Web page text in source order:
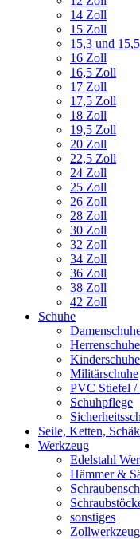
14 Zoll
15 Zoll
15,3 und
16 Zoll
16,5 Zoll
17 Zoll
17,5 Zoll
18 Zoll
19,5 Zoll
20 Zoll
22,5 Zoll
24 Zoll
25 Zoll
26 Zoll
28 Zoll
30 Zoll
32 Zoll
34 Zoll
36 Zoll
38 Zoll
42 Zoll
Schuhe
Herrenschuhe
Kinderschuhe
Militärschuhe
PVC Stiefel /
Schuhpflege
Seile, Ketten,
Werkzeug
Edelstahl
Hämmer &
sonstiges
Zollwerkzeug